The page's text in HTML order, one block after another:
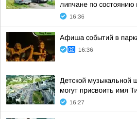
липчане по состоянию
16:36
Афиша событий в
16:36
Детской музыкальной
могут присвоить имя
16:27